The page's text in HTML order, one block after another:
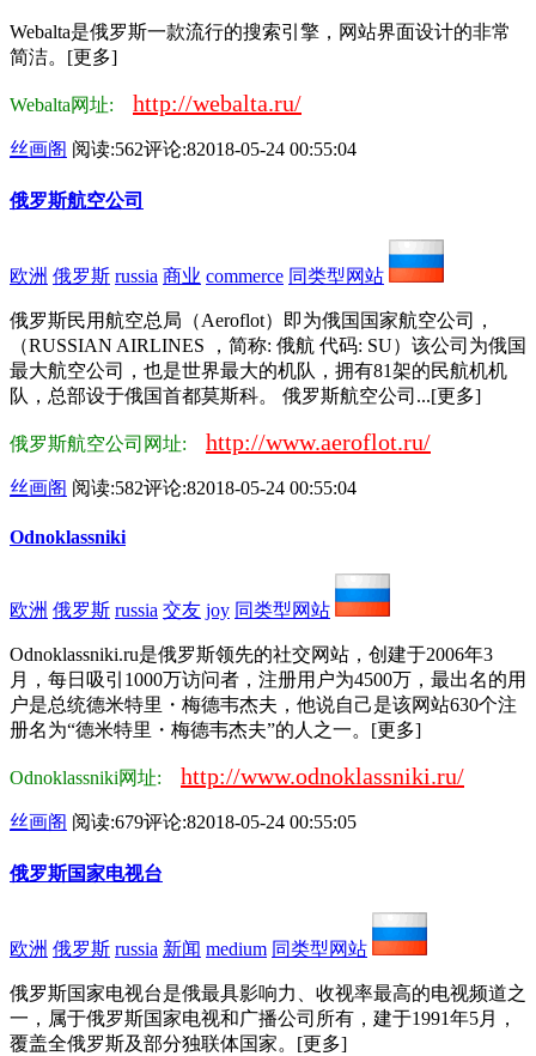
Webalta是俄罗斯一款流行的搜索引擎，网站界面设计的非常
简洁。[更多]
Webalta网址: http://webalta.ru/
丝画阁 阅读:562评论:82018-05-24 00:55:04
俄罗斯航空公司
欧洲 俄罗斯 russia 商业 commerce 同类型网站
俄罗斯民用航空总局（Aeroflot）即为俄国国家航空公司，
（RUSSIAN AIRLINES ，简称: 俄航 代码: SU）该公司为俄国
最大航空公司，也是世界最大的机队，拥有81架的民航机机
队，总部设于俄国首都莫斯科。 俄罗斯航空公司...[更多]
俄罗斯航空公司网址: http://www.aeroflot.ru/
丝画阁 阅读:582评论:82018-05-24 00:55:04
Odnoklassniki
欧洲 俄罗斯 russia 交友 joy 同类型网站
Odnoklassniki.ru是俄罗斯领先的社交网站，创建于2006年3
月，每日吸引1000万访问者，注册用户为4500万，最出名的用
户是总统德米特里・梅德韦杰夫，他说自己是该网站630个注
册名为“德米特里・梅德韦杰夫”的人之一。[更多]
Odnoklassniki网址: http://www.odnoklassniki.ru/
丝画阁 阅读:679评论:82018-05-24 00:55:05
俄罗斯国家电视台
欧洲 俄罗斯 russia 新闻 medium 同类型网站
俄罗斯国家电视台是俄最具影响力、收视率最高的电视频道之
一，属于俄罗斯国家电视和广播公司所有，建于1991年5月，
覆盖全俄罗斯及部分独联体国家。[更多]